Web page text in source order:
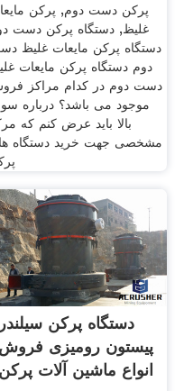
پرکن دست دوم, پرکن
غلیظ, دستگاه پرکن دست
دستگاه پرکن مایعات غلیظ
دوم دستگاه پرکن مایعات
دست دوم در کدام مراکز
موجود می باشد؟ درباره
بالا باید عرض کنم که
مشخصی جهت خرید دستگاه
دستگاه پرکن سیلندر
پیستون رومیزی فروش
انواع ماشین آلات پرکن